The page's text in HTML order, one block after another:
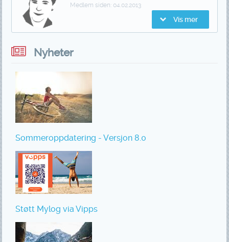
Medlem siden: 04.02.2013
Vis mer
Nyheter
Sommeroppdatering - Versjon 8.0
Støtt Mylog via Vipps